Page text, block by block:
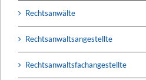
Rechtsanwälte
Rechtsanwaltsangestellte
Rechtsanwaltsfachangestellte